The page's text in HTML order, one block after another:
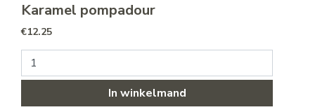
Karamel pompadour
€12.25
Karamel pompadour aantal
In winkelmand